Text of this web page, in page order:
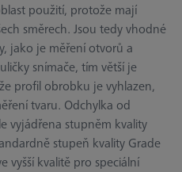
použití, protože mají
směrech. Jsou tedy vhodné
jako je měření otvorů a
snímače, tím větší je
profil obrobku je vyhlazen,
tvaru. Odchylka od
vyjádřena stupněm kvality
stupeň kvality Grade
vyšší kvalitě pro speciální